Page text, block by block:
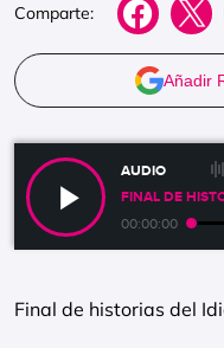
Comparte:
Añadir
AUDIO
FINAL DE
00:00:00
Final de historias del